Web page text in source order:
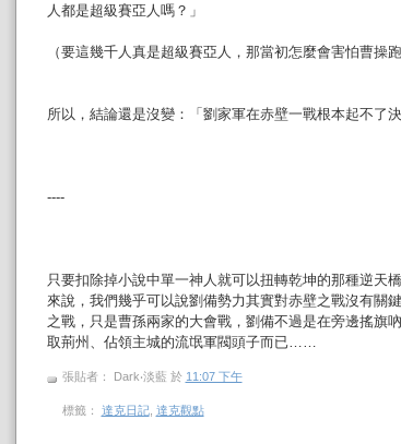
人都是超級賽亞人嗎？」
（要這幾千人真是超級賽亞人，那當初怎麼會害怕曹操
所以，結論還是沒變：「劉家軍在赤壁一戰根本起不了決
----
只要扣除掉小說中單一神人就可以扭轉乾坤的那種逆天
來說，我們幾乎可以說劉備勢力其實對赤壁之戰沒有關
之戰，只是曹孫兩家的大會戰，劉備不過是在旁邊搖旗
取荊州、佔領主城的流氓軍閥頭子而已……
張貼者： Dark‧淡藍 於 11:07 下午
標籤： 達克日記, 達克觀點